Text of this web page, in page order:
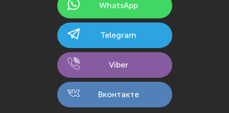
Калининград
Кемерово
Кострома
Краснодар
WhatsApp
Telegram
Viber
Вконтакте